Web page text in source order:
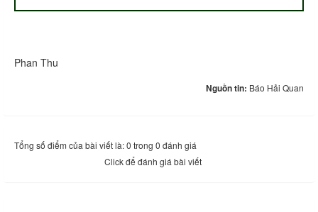
Phan Thu
Nguồn tin: Báo Hải Quan
Tổng số điểm của bài viết là: 0 trong 0 đánh giá
Click để đánh giá bài viết